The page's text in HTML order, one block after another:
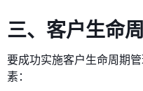
三、客户生命
要成功实施客户生命周期
素：